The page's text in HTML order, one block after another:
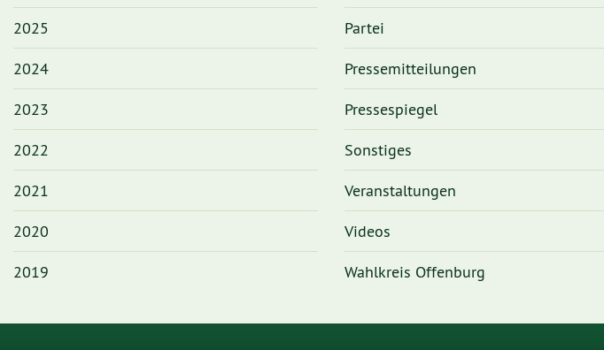
2025
2024
2023
2022
2021
2020
2019
Partei
Pressemitteilungen
Pressespiegel
Sonstiges
Veranstaltungen
Videos
Wahlkreis Offenburg